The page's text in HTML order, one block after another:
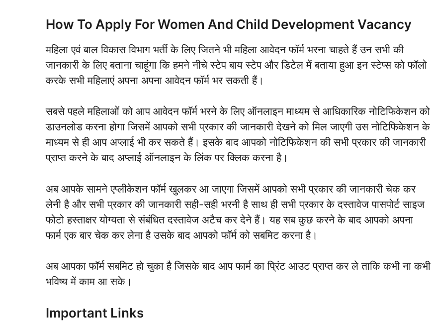
How To Apply For Women And Child Development Vacancy
महिला एवं बाल विकास विभाग भर्ती के लिए जितने भी महिला आवेदन फॉर्म भरना चाहते हैं उन सभी की
जानकारी के लिए बताना चाहूंगा कि हमने नीचे स्टेप बाय स्टेप और डिटेल में बताया हुआ इन स्टेप्स को फॉलो
करके सभी महिलाएं अपना अपना आवेदन फॉर्म भर सकती हैं।
सबसे पहले महिलाओं को आप आवेदन फॉर्म भरने के लिए ऑनलाइन माध्यम से आधिकारिक नोटिफिकेशन को
डाउनलोड करना होगा जिसमें आपको सभी प्रकार की जानकारी देखने को मिल जाएगी उस नोटिफिकेशन के
माध्यम से ही आप अप्लाई भी कर सकते हैं। इसके बाद आपको नोटिफिकेशन की सभी प्रकार की जानकारी
प्राप्त करने के बाद अप्लाई ऑनलाइन के लिंक पर क्लिक करना है।
अब आपके सामने एप्लीकेशन फॉर्म खुलकर आ जाएगा जिसमें आपको सभी प्रकार की जानकारी चेक कर
लेनी है और सभी प्रकार की जानकारी सही-सही भरनी है साथ ही सभी प्रकार के दस्तावेज पासपोर्ट साइज
फोटो हस्ताक्षर योग्यता से संबंधित दस्तावेज अटैच कर देने हैं। यह सब कुछ करने के बाद आपको अपना
फार्म एक बार चेक कर लेना है उसके बाद आपको फॉर्म को सबमिट करना है।
अब आपका फॉर्म सबमिट हो चुका है जिसके बाद आप फार्म का प्रिंट आउट प्राप्त कर ले ताकि कभी ना कभी
भविष्य में काम आ सके।
Important Links